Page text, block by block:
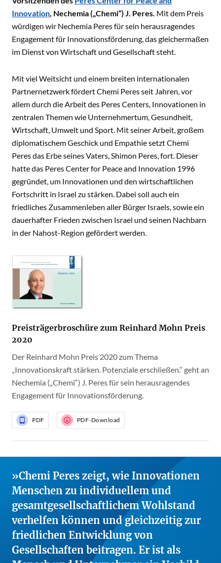
Innovation, Nechemia („Chemi“) J. Peres. Mit dem Preis
würdigen wir Nechemia Peres für sein herausragendes
Engagement für Innovationsförderung, das gleichermaßen
im Dienst von Wirtschaft und Gesellschaft steht.
Mit viel Weitsicht und einem breiten internationalen
Partnernetzwerk fördert Chemi Peres seit Jahren, vor
allem durch die Arbeit des Peres Centers, Innovationen in
zentralen Themen wie Unternehmertum, Gesundheit,
Wirtschaft, Umwelt und Sport. Mit seiner Arbeit, großem
diplomatischem Geschick und Empathie setzt Chemi
Peres das Erbe seines Vaters, Shimon Peres, fort. Dieser
hatte das Peres Center for Peace and Innovation 1996
gegründet, um Innovationen und den wirtschaftlichen
Fortschritt in Israel zu stärken. Dabei soll auch ein
friedliches Zusammenleben aller Bürger Israels, sowie ein
dauerhafter Frieden zwischen Israel und seinen Nachbarn
in der Nahost-Region gefördert werden.
Preisträgerbroschüre zum Reinhard Mohn Preis
2020
Der Reinhard Mohn Preis 2020 zum Thema
„Innovationskraft stärken. Potenziale erschließen.“ geht an
Nechemia („Chemi“) J. Peres für sein herausragendes
Engagement für Innovationsförderung.
PDF PDF-Download
Chemi Peres zeigt, wie Innovationen
Menschen zu individuellem und
gesamtgesellschaftlichem Wohlstand
verhelfen können und gleichzeitig zur
friedlichen Entwicklung von
Gesellschaften beitragen. Er ist als